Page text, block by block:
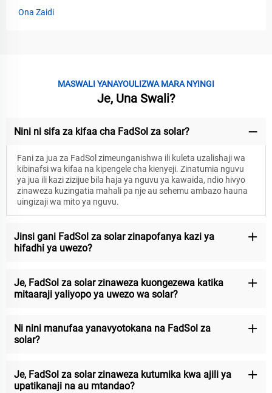
Ona Zaidi
MASWALI YANAYOULIZWA MARA NYINGI
Je, Una Swali?
Nini ni sifa za kifaa cha FadSol za solar?
Fani za jua za FadSol zimeunganishwa ili kuleta uzalishaji wa
kibinafsi wa kifaa na kipengele cha kienyeji. Zinatumia nguvu
ya jua ili kazi zizijue bila haja ya nguvu ya kawaida, ndio hivyo
zinaweza kuzingatia mahali pa nje au sehemu ambazo hauna
uingizaji wa mito ya nguvu.
Jinsi gani FadSol za solar zinapofanya kazi ya
hifadhi ya uwezo?
Je, FadSol za solar zinaweza kuongezewa katika
mitaaraji yaliyopo ya uwezo wa solar?
Ni nini manufaa yanavyotokana na FadSol za
solar?
Je, FadSol za solar zinaweza kutumika kwa ajili ya
upatikanaji na au mtandao?